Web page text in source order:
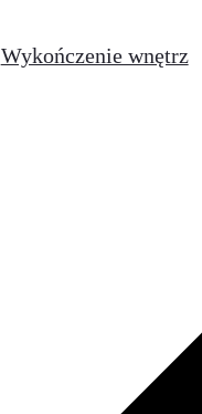
Wykończenie wnętrz